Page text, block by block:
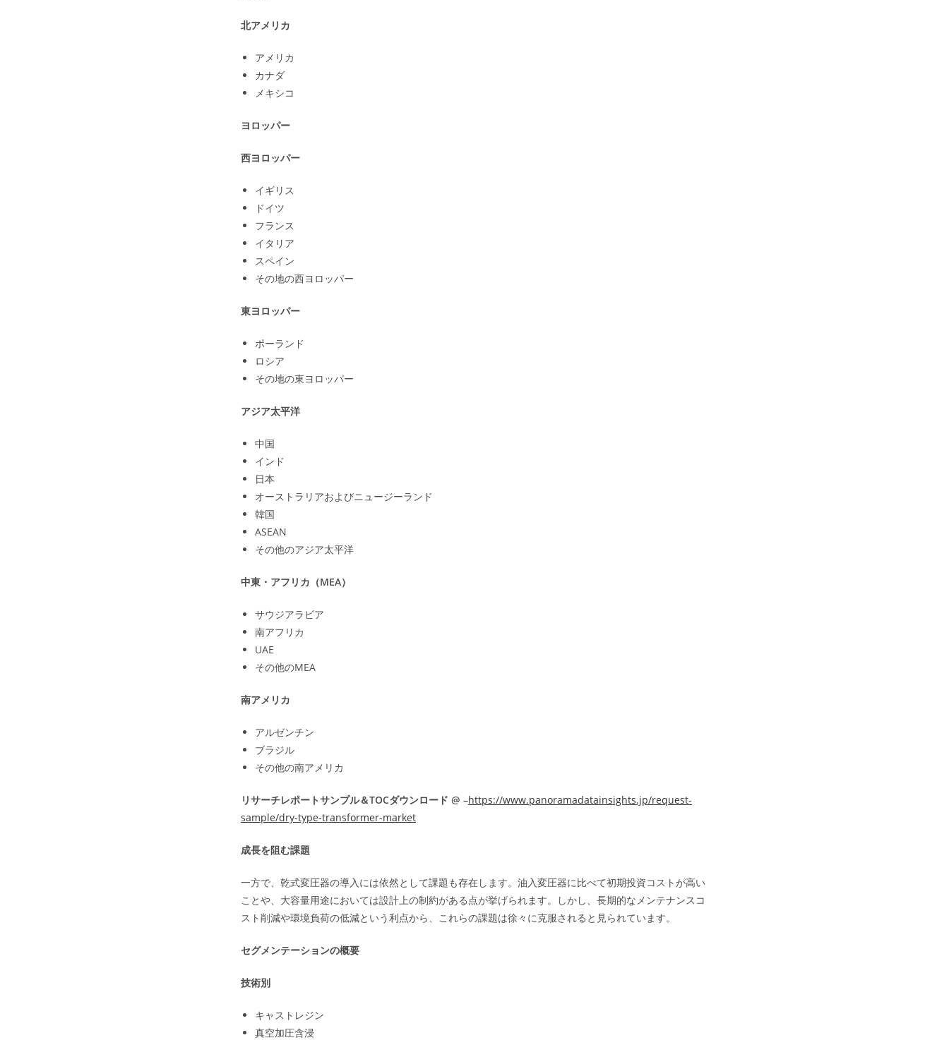
北アメリカ
アメリカ
カナダ
メキシコ
ヨロッパー
西ヨロッパー
イギリス
ドイツ
フランス
イタリア
スペイン
その地の西ヨロッパー
東ヨロッパー
ポーランド
ロシア
その地の東ヨロッパー
アジア太平洋
中国
インド
日本
オーストラリアおよびニュージーランド
韓国
ASEAN
その他のアジア太平洋
中東・アフリカ（MEA）
サウジアラビア
南アフリカ
UAE
その他のMEA
南アメリカ
アルゼンチン
ブラジル
その他の南アメリカ
リサーチレポートサンプル＆TOCダウンロード @ –https://www.panoramadatainsights.jp/request-
sample/dry-type-transformer-market
成長を阻む課題
一方で、乾式変圧器の導入には依然として課題も存在します。油入変圧器に比べて初期投資コストが高い
ことや、大容量用途においては設計上の制約がある点が挙げられます。しかし、長期的なメンテナンスコ
スト削減や環境負荷の低減という利点から、これらの課題は徐々に克服されると見られています。
セグメンテーションの概要
技術別
キャストレジン
真空加圧含浸